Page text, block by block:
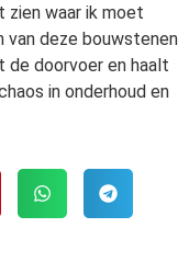
waar ik moet
van deze bouwstenen
de doorvoer en haalt
in onderhoud en